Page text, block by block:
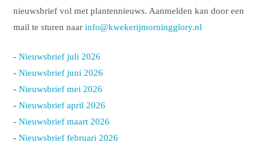
nieuwsbrief vol met plantennieuws. Aanmelden kan door een
mail te sturen naarinfo@kwekerijmorningglory.nl
-Nieuwsbrief juli 2026
-Nieuwsbrief juni 2026
-Nieuwsbrief mei 2026
-Nieuwsbrief april 2026
-Nieuwsbrief maart 2026
-Nieuwsbrief februari 2026